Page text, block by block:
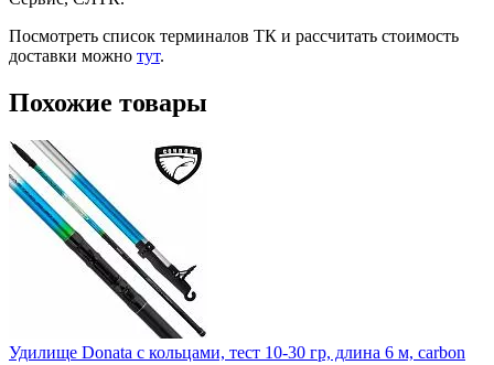
Посмотреть список терминалов ТК и рассчитать стоимость
доставки можно тут.
Похожие товары
Удилище Donata с кольцами, тест 10-30 гр, длина 6 м, carbon